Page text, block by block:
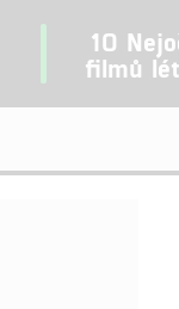
10
filmů